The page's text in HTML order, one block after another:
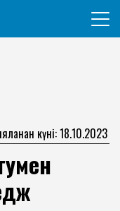
күні: 18.10.2023